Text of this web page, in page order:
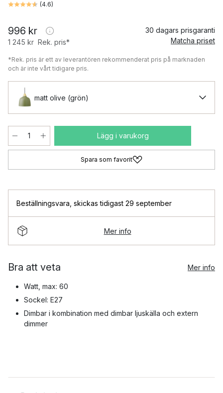
(4.6)
996 kr
1 245 kr Rek. pris*
30 dagars prisgaranti
Matcha priset
*Rek. pris är ett av leverantören rekommenderat pris på marknaden
och är inte vårt tidigare pris.
matt olive (grön)
Lägg i varukorg
Spara som favorit
Beställningsvara skickas tidigast 29 september
Mer info
Bra att veta Mer info
Watt, max: 60
Sockel: E27
Dimbar i kombination med dimbar ljuskälla och extern
dimmer